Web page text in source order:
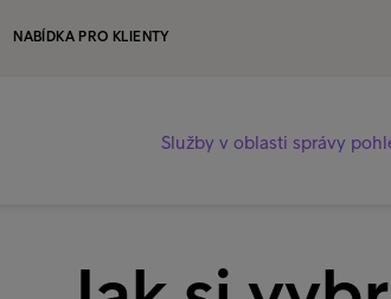
NABÍDKA PRO KLIENTY
Služby v oblasti správy